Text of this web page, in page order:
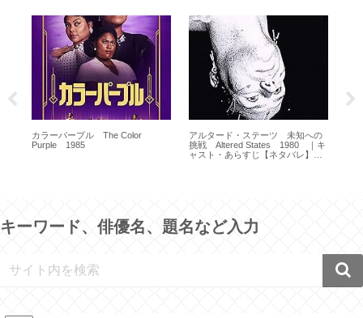
カラーパープル The Color
Purple 1985
アルタード・ステーツ 未知への
挑戦 Altered States 1980 ｜キ
ャスト・あらすじ【ネタバレ】｜
キーワード、俳優名、題名など入力